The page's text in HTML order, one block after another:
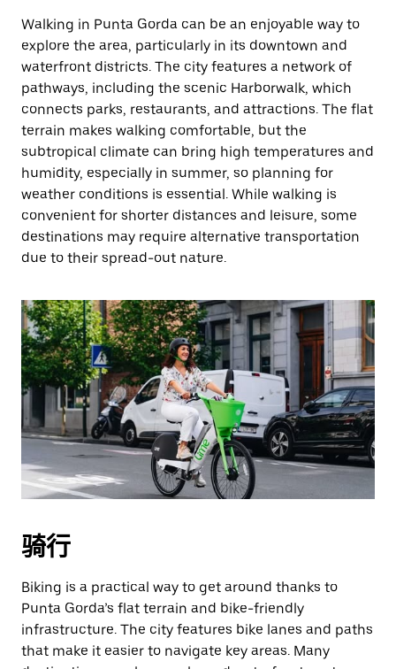
Walking in Punta Gorda can be an enjoyable way to
explore the area, particularly in its downtown and
waterfront districts. The city features a network of
pathways, including the scenic Harborwalk, which
connects parks, restaurants, and attractions. The flat
terrain makes walking comfortable, but the
subtropical climate can bring high temperatures and
humidity, especially in summer, so planning for
weather conditions is essential. While walking is
convenient for shorter distances and leisure, some
destinations may require alternative transportation
due to their spread-out nature.
骑行
Biking is a practical way to get around thanks to
Punta Gorda’s flat terrain and bike-friendly
infrastructure. The city features bike lanes and paths
that make it easier to navigate key areas. Many